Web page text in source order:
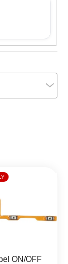
ON/OFF